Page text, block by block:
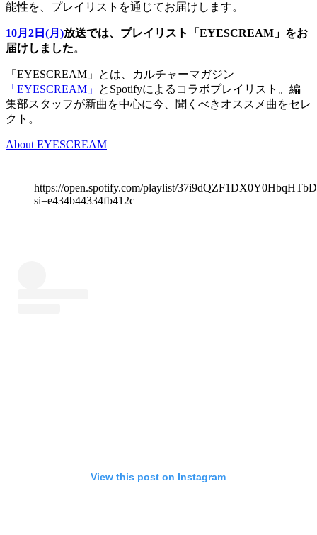
能性を、プレイリストを通じてお届けします。
10月2日(月)放送では、プレイリスト「EYESCREAM」をお
届けしました。
「EYESCREAM」とは、カルチャーマガジン
「EYESCREAM」
とSpotifyによるコラボプレイリスト。編
集部スタッフが新曲を中心に今、聞くべきオススメ曲をセレ
クト。
About EYESCREAM
https://open.spotify.com/playlist/
si=e434b44334fb412c
View this post on Instagram